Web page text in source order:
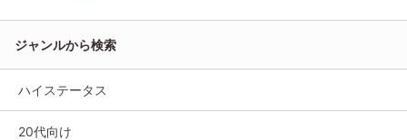
ジャンルから検索
ハイステータス
20代向け